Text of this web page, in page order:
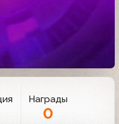
Награды
0